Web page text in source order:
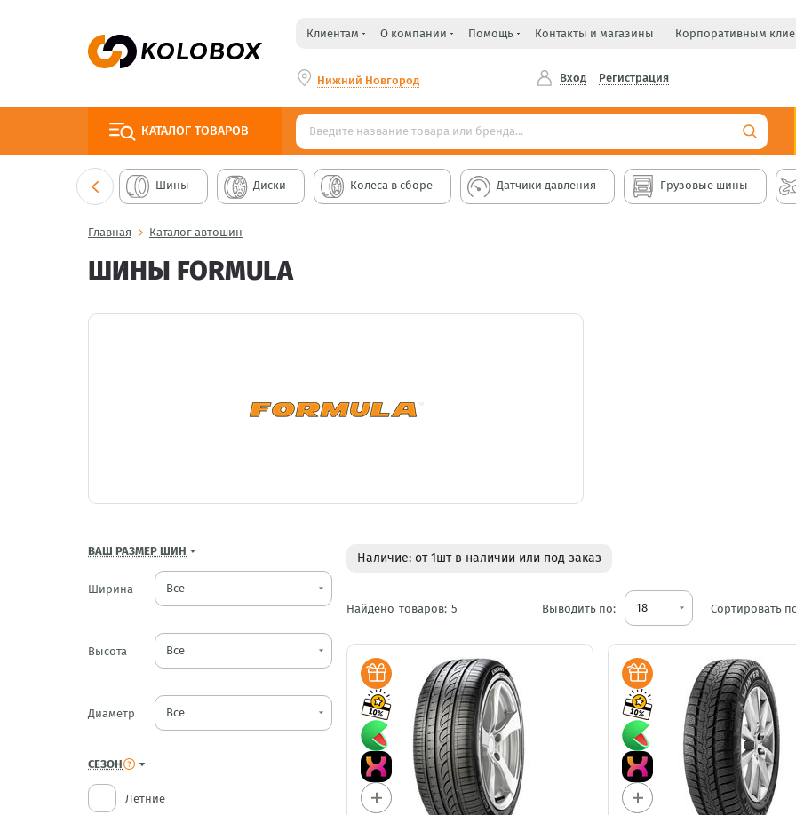
Клиентам О компании Помощь Контакты и магазины Корпоративным
Нижний Новгород Вход Регистрация
КАТАЛОГ ТОВАРОВ
Шины Диски Колеса в сборе Датчики давления Грузовые шины
Главная Каталог автошин
ШИНЫ FORMULA
ВАШ РАЗМЕР ШИН
Ширина arrow_drop_down
Высота arrow_drop_down
Диаметр arrow_drop_down
СЕЗОН
Летние
Наличие: от 1шт в наличии или под заказ
Найдено товаров: 5 Выводить по: 18 arrow_drop_down Сортировать